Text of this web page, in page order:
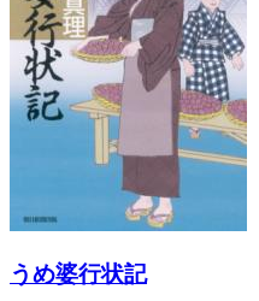
うめ婆行状記